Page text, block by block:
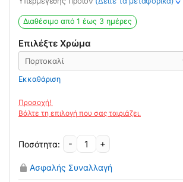
was:
1275.00€.
τιμή
είναι:
>
Διαθέσιμο από 1 έως 3 ημέρες
Επιλέξτε Χρώμα
Εκκαθάριση
-
Aναπηρικό
Αμαξίδιο
Τετραπληγίας
+
Ασφαλής Συναλλαγή